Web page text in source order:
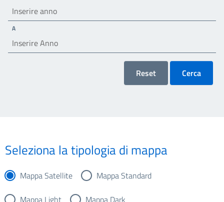
A
Reset Cerca
Seleziona la tipologia di mappa
Mappa Satellite
Mappa Standard
Mappa Light
Mappa Dark